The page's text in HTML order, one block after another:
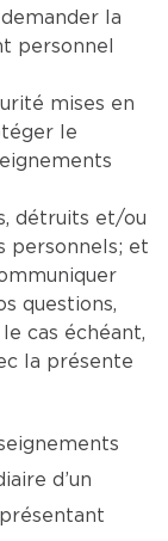
la
personnel
mises en
le
détruits et/ou
personnels; et
questions,
cas échéant,
la présente
d’un